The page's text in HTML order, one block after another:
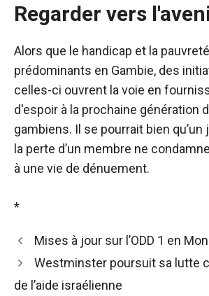
Regarder vers
Alors que le handicap et la
prédominants en Gambie, des
celles-ci ouvrent la voie en
d'espoir à la prochaine génération
gambiens. Il se pourrait bien qu’un
la perte d’un membre ne
à une vie de dénuement.
*
Mises à jour sur l’ODD 1 en
Westminster poursuit sa lutte
de l’aide israélienne